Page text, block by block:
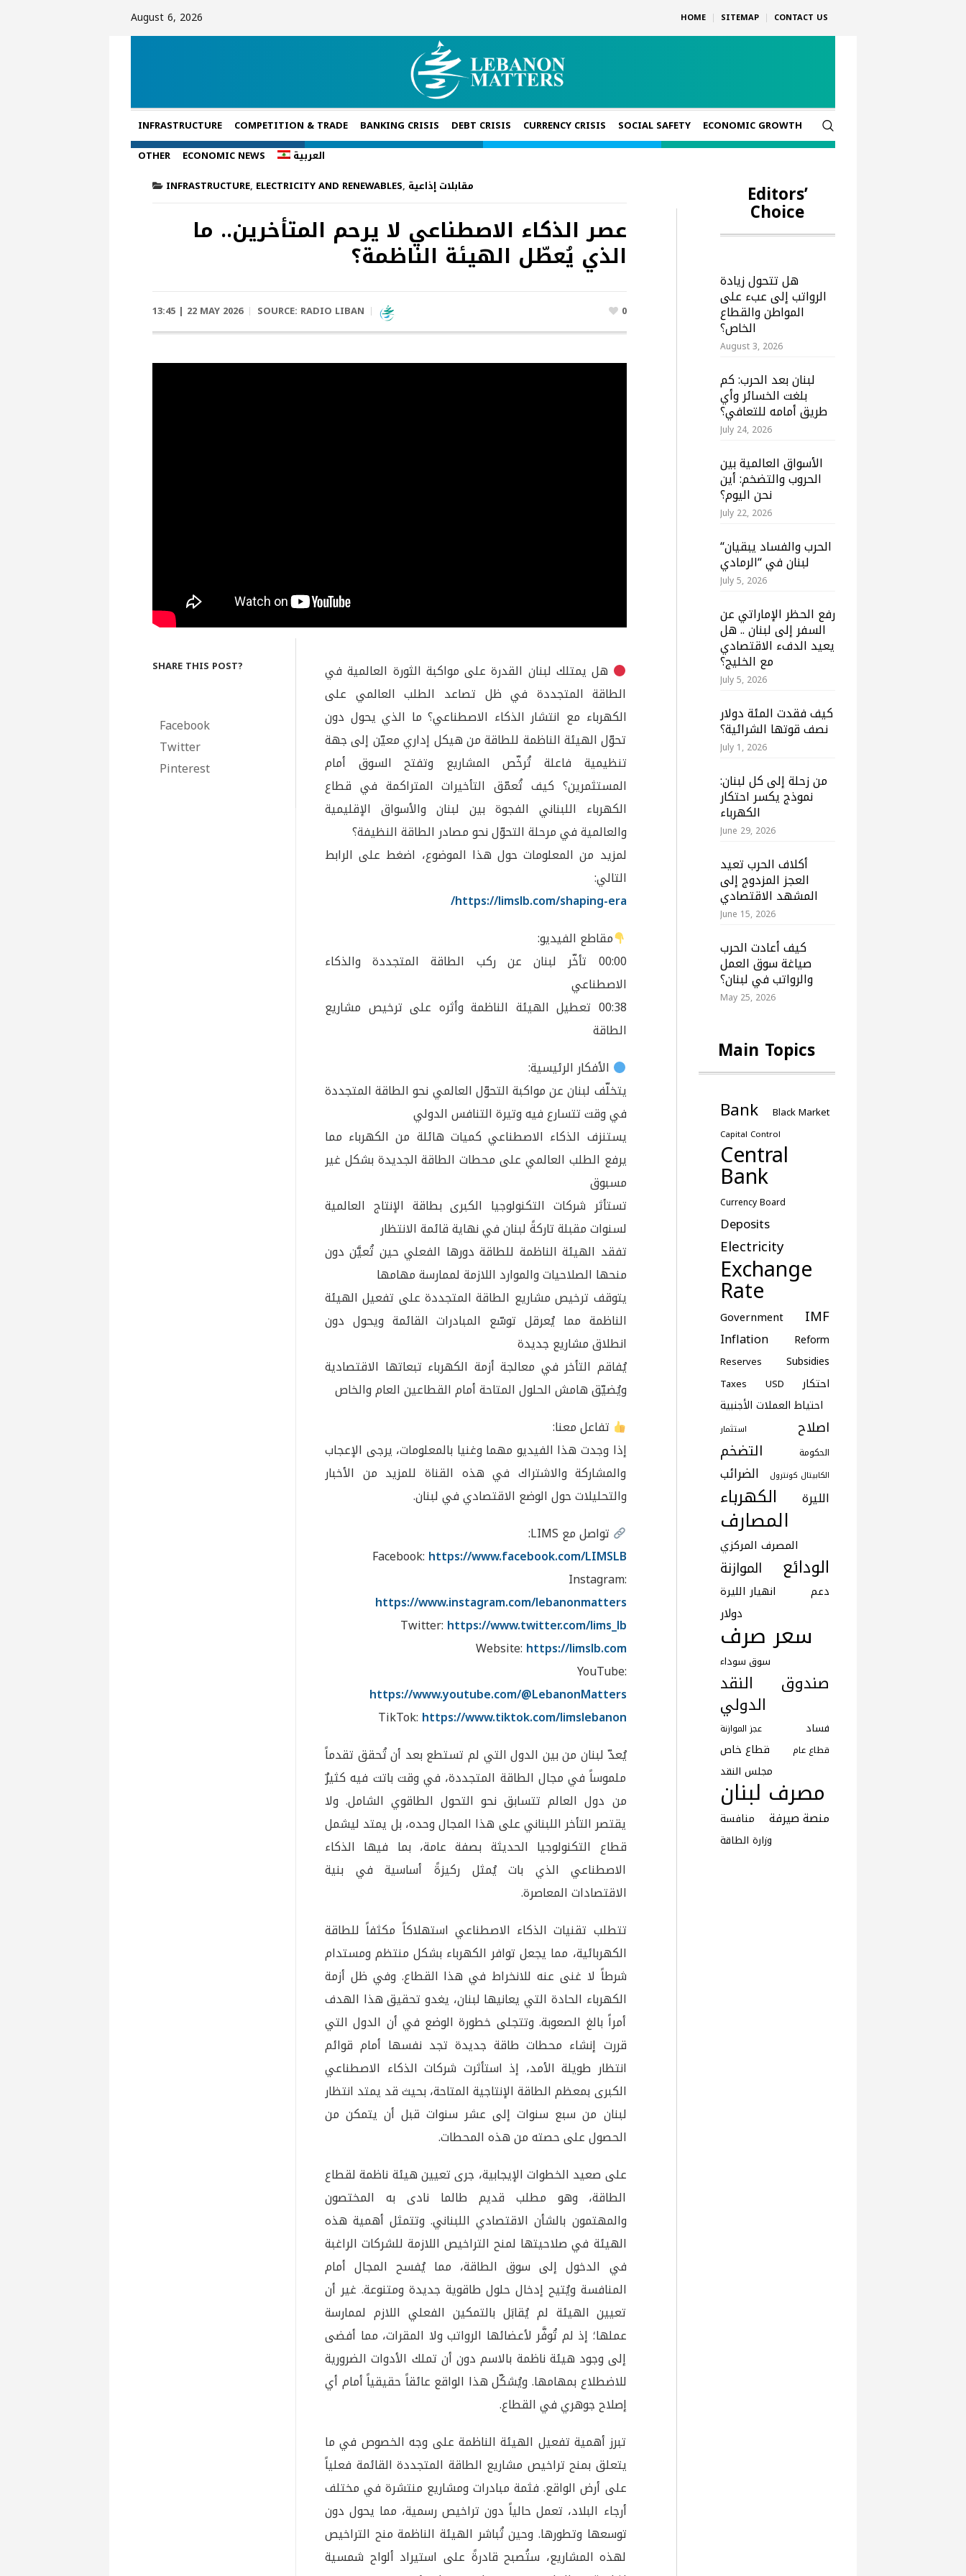
HOME SITEMAP CONTACT US
August 6, 2026
INFRASTRUCTURE COMPETITION & TRADE BANKING CRISIS DEBT CRISIS CURRENCY CRISIS SOCIAL SAFETY
ECONOMIC GROWTH
OTHER
ECONOMIC NEWS
العربية
INFRASTRUCTURE, ELECTRICITY AND RENEWABLES, مقابلات إذاعية
عصر الذكاء الاصطناعي لا يرحم المتأخرين.. ما
الذي يُعطّل الهيئة الناظمة؟
13:45 | 22 MAY 2026 SOURCE: RADIO LIBAN 0
SHARE THIS POST?
Facebook
Twitter
Pinterest
هل يمتلك لبنان القدرة على مواكبة الثورة العالمية في
الطاقة المتجددة في ظل تصاعد الطلب العالمي على
الكهرباء مع انتشار الذكاء الاصطناعي؟ ما الذي يحول دون
تحوّل الهيئة الناظمة للطاقة من هيكل إداري معيّن إلى جهة
تنظيمية فاعلة تُرخّص المشاريع وتفتح السوق أمام
المستثمرين؟ كيف تُعمّق التأخيرات المتراكمة في قطاع
الكهرباء اللبناني الفجوة بين لبنان والأسواق الإقليمية
والعالمية في مرحلة التحوّل نحو مصادر الطاقة النظيفة؟
لمزيد من المعلومات حول هذا الموضوع، اضغط على الرابط
التالي:
https://limslb.com/shaping-era/
مقاطع الفيديو:
00:00 تأخّر لبنان عن ركب الطاقة المتجددة والذكاء
الاصطناعي
00:38 تعطيل الهيئة الناظمة وأثره على ترخيص مشاريع
الطاقة
الأفكار الرئيسية:
يتخلّف لبنان عن مواكبة التحوّل العالمي نحو الطاقة المتجددة
في وقت تتسارع فيه وتيرة التنافس الدولي
يستنزف الذكاء الاصطناعي كميات هائلة من الكهرباء مما
يرفع الطلب العالمي على محطات الطاقة الجديدة بشكل غير
مسبوق
تستأثر شركات التكنولوجيا الكبرى بطاقة الإنتاج العالمية
لسنوات مقبلة تاركةً لبنان في نهاية قائمة الانتظار
تفقد الهيئة الناظمة للطاقة دورها الفعلي حين تُعيَّن دون
منحها الصلاحيات والموارد اللازمة لممارسة مهامها
يتوقف ترخيص مشاريع الطاقة المتجددة على تفعيل الهيئة
الناظمة مما يُعرقل توسّع المبادرات القائمة ويحول دون
انطلاق مشاريع جديدة
يُفاقم التأخر في معالجة أزمة الكهرباء تبعاتها الاقتصادية
ويُضيّق هامش الحلول المتاحة أمام القطاعين العام والخاص
تفاعل معنا:
إذا وجدت هذا الفيديو مهما وغنيا بالمعلومات، يرجى الإعجاب
والمشاركة والاشتراك في هذه القناة للمزيد من الأخبار
والتحليلات حول الوضع الاقتصادي في لبنان.
تواصل مع LIMS:
Facebook: https://www.facebook.com/LIMSLB
Instagram:
https://www.instagram.com/lebanonmatters
Twitter: https://www.twitter.com/lims_lb
Website: https://limslb.com
YouTube:
https://www.youtube.com/@LebanonMatters
TikTok: https://www.tiktok.com/limslebanon
يُعدّ لبنان من بين الدول التي لم تستطع بعد أن تُحقق تقدماً
ملموساً في مجال الطاقة المتجددة، في وقت باتت فيه كثيرٌ
من دول العالم تتسابق نحو التحول الطاقوي الشامل. ولا
يقتصر التأخر اللبناني على هذا المجال وحده، بل يمتد ليشمل
قطاع التكنولوجيا الحديثة بصفة عامة، بما فيها الذكاء
الاصطناعي الذي بات يُمثل ركيزةً أساسية في بنية
الاقتصادات المعاصرة.
تتطلب تقنيات الذكاء الاصطناعي استهلاكاً مكثفاً للطاقة
الكهربائية، مما يجعل توافر الكهرباء بشكل منتظم ومستدام
شرطاً لا غنى عنه للانخراط في هذا القطاع. وفي ظل أزمة
الكهرباء الحادة التي يعانيها لبنان، يغدو تحقيق هذا الهدف
أمراً بالغ الصعوبة. وتتجلى خطورة الوضع في أن الدول التي
قررت إنشاء محطات طاقة جديدة تجد نفسها أمام قوائم
انتظار طويلة الأمد، إذ استأثرت شركات الذكاء الاصطناعي
الكبرى بمعظم الطاقة الإنتاجية المتاحة، بحيث قد يمتد انتظار
لبنان من سبع سنوات إلى عشر سنوات قبل أن يتمكن من
الحصول على حصته من هذه المحطات.
على صعيد الخطوات الإيجابية، جرى تعيين هيئة ناظمة لقطاع
الطاقة، وهو مطلب قديم طالما نادى به المختصون
والمهتمون بالشأن الاقتصادي اللبناني. وتتمثل أهمية هذه
الهيئة في صلاحيتها لمنح التراخيص اللازمة للشركات الراغبة
في الدخول إلى سوق الطاقة، مما يُفسح المجال أمام
المنافسة ويُتيح إدخال حلول طاقوية جديدة ومتنوعة. غير أن
تعيين الهيئة لم يُقابَل بالتمكين الفعلي اللازم لممارسة
عملها؛ إذ لم تُوفَّر لأعضائها الرواتب ولا المقرات، مما أفضى
إلى وجود هيئة ناظمة بالاسم دون أن تملك الأدوات الضرورية
للاضطلاع بمهامها. ويُشكّل هذا الواقع عائقاً حقيقياً أمام أي
إصلاح جوهري في القطاع.
تبرز أهمية تفعيل الهيئة الناظمة على وجه الخصوص في ما
يتعلق بمنح تراخيص مشاريع الطاقة المتجددة القائمة فعلياً
على أرض الواقع. فثمة مبادرات ومشاريع منتشرة في مختلف
أرجاء البلاد، تعمل حالياً دون تراخيص رسمية، مما يحول دون
توسعها وتطورها. وحين تُباشر الهيئة الناظمة منح التراخيص
لهذه المشاريع، ستُصبح قادرةً على استيراد ألواح شمسية
Editors’
Choice
هل تتحول زيادة
الرواتب إلى عبء على
المواطن والقطاع
الخاص؟
August 3, 2026
لبنان بعد الحرب: كم
بلغت الخسائر وأي
طريق أمامه للتعافي؟
July 24, 2026
الأسواق العالمية بين
الحروب والتضخم: أين
نحن اليوم؟
July 22, 2026
“الحرب والفساد يبقيان
لبنان في “الرمادي
July 5, 2026
رفع الحظر الإماراتي عن
السفر إلى لبنان .. هل
يعيد الدفء الاقتصادي
مع الخليج؟
July 5, 2026
كيف فقدت المئة دولار
نصف قوتها الشرائية؟
July 1, 2026
من زحلة إلى كل لبنان:
نموذج يكسر احتكار
الكهرباء
June 29, 2026
أكلاف الحرب تعيد
العجز المزدوج إلى
المشهد الاقتصادي
June 15, 2026
كيف أعادت الحرب
صياغة سوق العمل
والرواتب في لبنان؟
May 25, 2026
Main Topics
Bank
Black Market
Capital Control
Central
Bank
Currency Board
Deposits
Electricity
Exchange
Rate
Government IMF
Inflation Reform
Reserves Subsidies
Taxes USD احتكار
احتياط العملات الأجنبية
استثمار اصلاح
التضخم الحكومة
الضرائب الكابيتال كونترول
الكهرباء الليرة
المصارف
المصرف المركزي
الموازنة الودائع
انهيار الليرة دعم
دولار
سعر صرف
سوق سوداء
صندوق النقد
الدولي
عجز الموازنة فساد
قطاع خاص قطاع عام
مجلس النقد
مصرف لبنان
منافسة منصة صيرفة
وزارة الطاقة